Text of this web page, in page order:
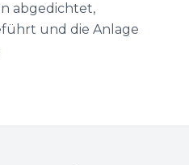
abgedichtet,
und die Anlage